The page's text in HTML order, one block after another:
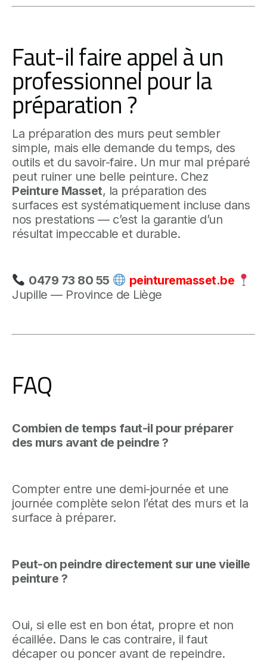
Faut-il faire appel à un
professionnel pour la
préparation ?
La préparation des murs peut sembler
simple, mais elle demande du temps, des
outils et du savoir-faire. Un mur mal préparé
peut ruiner une belle peinture. Chez
Peinture Masset, la préparation des
surfaces est systématiquement incluse dans
nos prestations — c’est la garantie d’un
résultat impeccable et durable.
0479 73 80 55
peinturemasset.be
Jupille — Province de Liège
FAQ
Combien de temps faut-il pour préparer
des murs avant de peindre ?
Compter entre une demi-journée et une
journée complète selon l’état des murs et la
surface à préparer.
Peut-on peindre directement sur une vieille
peinture ?
Oui, si elle est en bon état, propre et non
écaillée. Dans le cas contraire, il faut
décaper ou poncer avant de repeindre.